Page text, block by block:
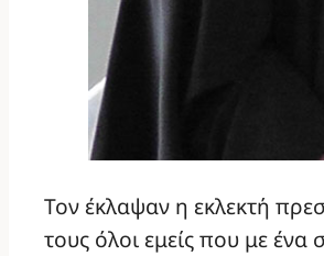
Τον έκλαψαν η εκλεκτή
τους όλοι εμείς που με